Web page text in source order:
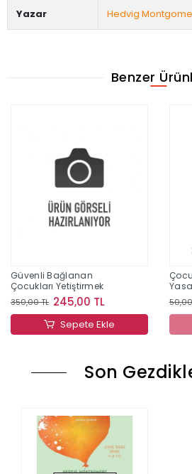
Yazar Hedvig
Benzer
Güvenli Bağlanan
Çocukları Yetiştirmek
350,00 TL 245,00 TL
Sepete Ekle
Son